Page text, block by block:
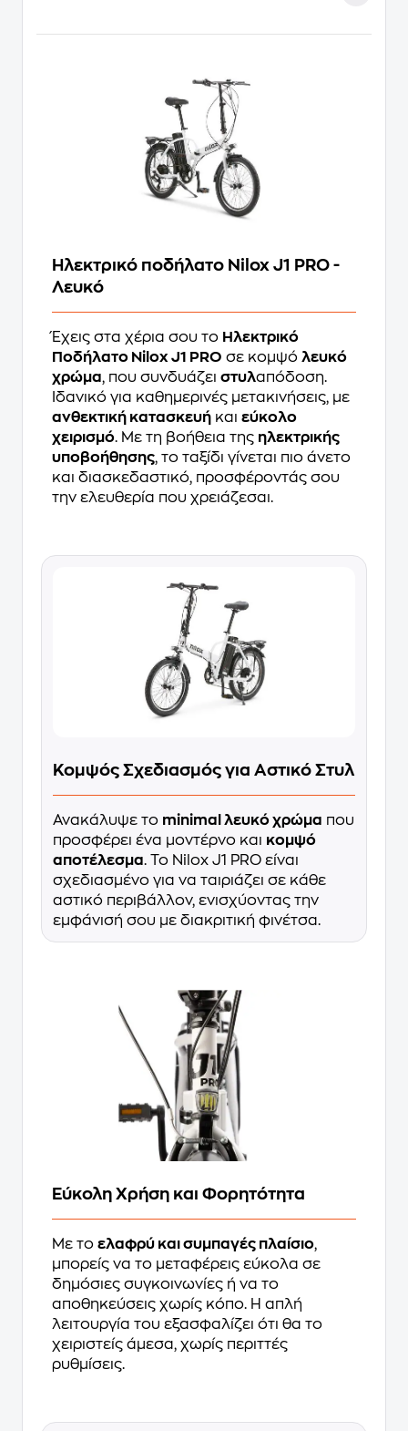
Ηλεκτρικό ποδήλατο Nilox J1 PRO -
Λευκό
Έχεις στα χέρια σου το Ηλεκτρικό
Ποδήλατο Nilox J1 PRO σε κομψό λευκό
χρώμα, που συνδυάζει στυλαπόδοση.
Ιδανικό για καθημερινές μετακινήσεις, με
ανθεκτική κατασκευή και εύκολο
χειρισμό. Με τη βοήθεια της ηλεκτρικής
υποβοήθησης, το ταξίδι γίνεται πιο άνετο
και διασκεδαστικό, προσφέροντάς σου
την ελευθερία που χρειάζεσαι.
Κομψός Σχεδιασμός για Αστικό Στυλ
Ανακάλυψε το minimal λευκό χρώμα που
προσφέρει ένα μοντέρνο και κομψό
αποτέλεσμα. Το Nilox J1 PRO είναι
σχεδιασμένο για να ταιριάζει σε κάθε
αστικό περιβάλλον, ενισχύοντας την
εμφάνισή σου με διακριτική φινέτσα.
Εύκολη Χρήση και Φορητότητα
Με το ελαφρύ και συμπαγές πλαίσιο,
μπορείς να το μεταφέρεις εύκολα σε
δημόσιες συγκοινωνίες ή να το
αποθηκεύσεις χωρίς κόπο. Η απλή
λειτουργία του εξασφαλίζει ότι θα το
χειριστείς άμεσα, χωρίς περιττές
ρυθμίσεις.